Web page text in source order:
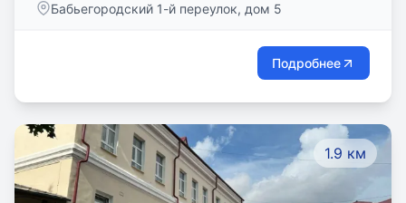
Бабьегородский 1-й переулок, дом 5
Подробнее
1.9 км